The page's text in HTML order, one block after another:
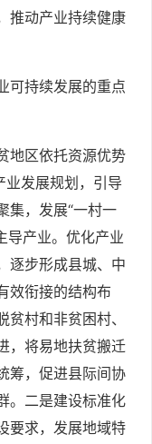
推动产业持续健康
可持续发展的重点
地区依托资源优势
业发展规划，引导
集，发展“一村一
导产业。优化产业
逐步形成县城、中
效衔接的结构布
村和非贫困村、
，将易地扶贫搬迁
筹，促进县际间协
。二是建设标准化
要求，发展地域特